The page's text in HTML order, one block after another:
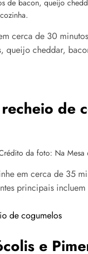
cerca de 30
cheddar,
de
da foto: Na Mesa
em cerca de 35
principais
de cogumelos
e